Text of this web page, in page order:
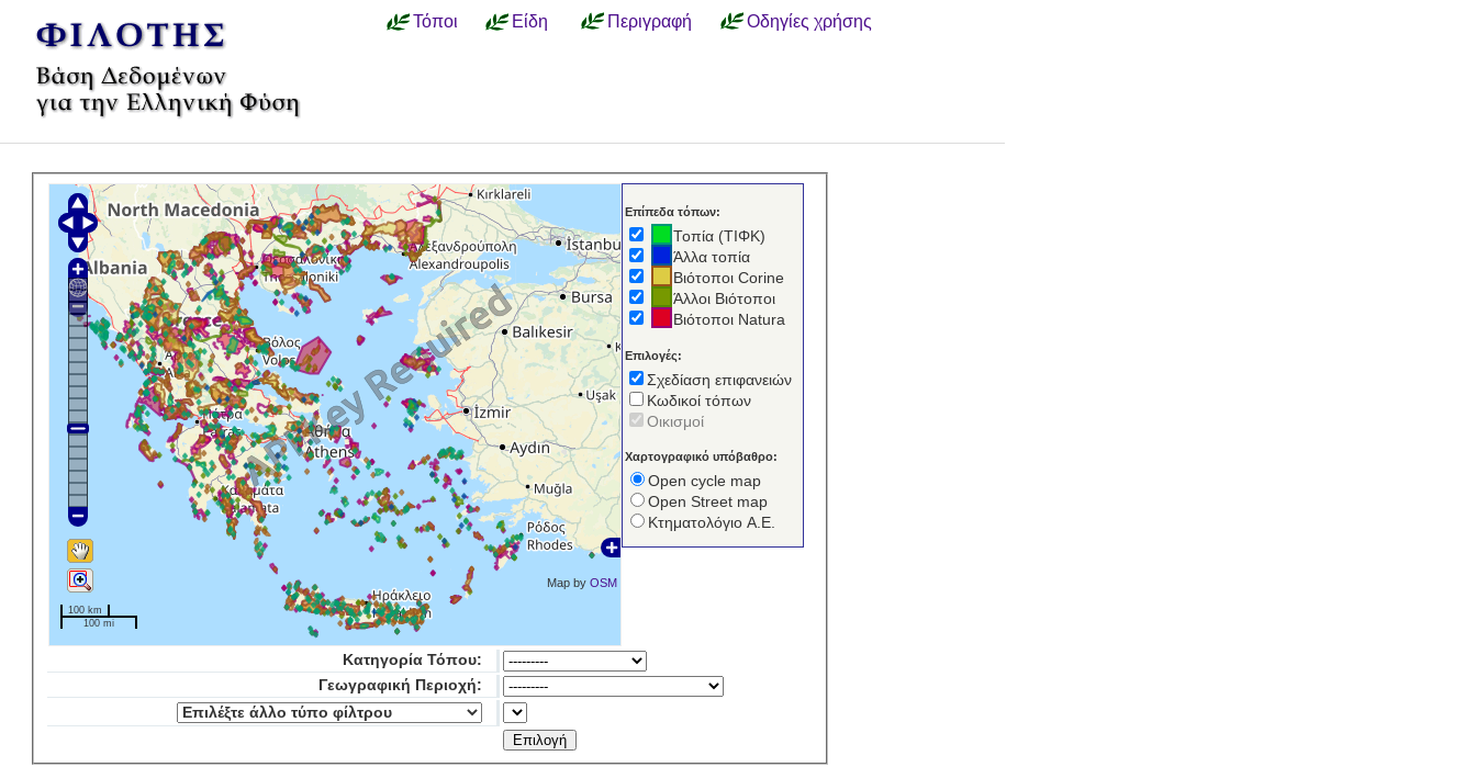
Τόποι Είδη Περιγραφή Οδηγίες χρήσης
Map byOSM
100 km
100 mi
Επίπεδα τόπων:
Τοπία (ΤΙΦΚ)
Άλλα τοπία
Βιότοποι Corine
Άλλοι Βιότοποι
Βιότοποι Natura
Επιλογές:
Σχεδίαση επιφανειών
Κωδικοί τόπων
Οικισμοί
Χαρτογραφικό υπόβαθρο:
Open cycle map
Open Street map
Κτηματολόγιο Α.Ε.
Κατηγορία Τόπου:
Γεωγραφική Περιοχή: